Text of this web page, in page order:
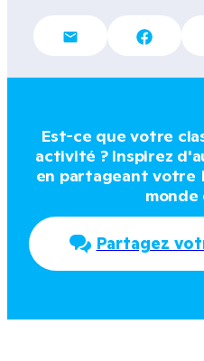
Est-ce que votre
activité ? Inspirez
en partageant votre
Partagez